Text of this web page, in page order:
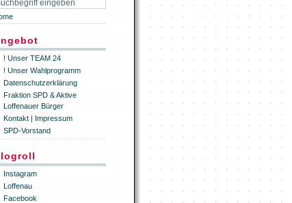
! Unser TEAM 24
! Unser Wahlprogramm
Datenschutzerklärung
Fraktion SPD & Aktive
Loffenauer Bürger
Kontakt | Impressum
SPD-Vorstand
Instagram
Loffenau
Facebook